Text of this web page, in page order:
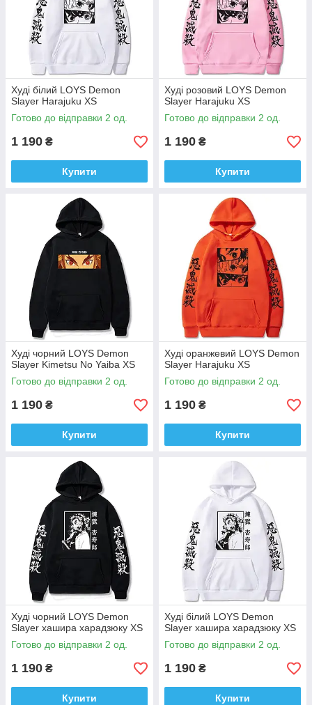
Худi бiлий LOYS Demon
Slayer Harajuku XS
Готово до відправки 2 од.
1 190 ₴
Купити
Худi розовий LOYS Demon
Slayer Harajuku XS
Готово до відправки 2 од.
1 190 ₴
Купити
Худi чорний LOYS Demon
Slayer Kimetsu No Yaiba XS
Готово до відправки 2 од.
1 190 ₴
Купити
Худi оранжевий LOYS Demon
Slayer Harajuku XS
Готово до відправки 2 од.
1 190 ₴
Купити
Худi чорний LOYS Demon
Slayer хашира харадзюку XS
Готово до відправки 2 од.
1 190 ₴
Купити
Худi бiлий LOYS Demon
Slayer хашира харадзюку XS
Готово до відправки 2 од.
1 190 ₴
Купити